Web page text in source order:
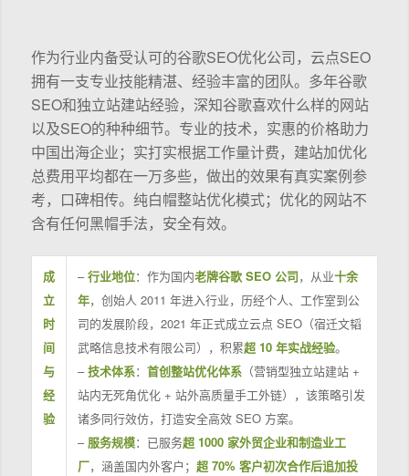
作为行业内备受认可的谷歌SEO优化公司，云点SEO
拥有一支专业技能精湛、经验丰富的团队。多年谷歌
SEO和独立站建站经验，深知谷歌喜欢什么样的网站
以及SEO的种种细节。专业的技术，实惠的价格助力
中国出海企业；实打实根据工作量计费，建站加优化
总费用平均都在一万多些，做出的效果有真实案例参
考，口碑相传。纯白帽整站优化模式；优化的网站不
含有任何黑帽手法，安全有效。
成
立
时
间
与
经
验
–行业地位：作为国内老牌谷歌 SEO 公司，从业十余
年，创始人 2011 年进入行业，历经个人、工作室到公
司的发展阶段，2021 年正式成立云点 SEO（宿迁文韬
武略信息技术有限公司），积累超 10 年实战经验。
–技术体系： 首创整站优化体系（营销型独立站建站 +
站内无死角优化 + 站外高质量手工外链），该策略引发
诸多同行效仿，打造安全高效 SEO 方案。
– 服务规模：已服务超 1000 家外贸企业和制造业工
厂，涵盖国内外客户； 超 70% 客户初次合作后追加投